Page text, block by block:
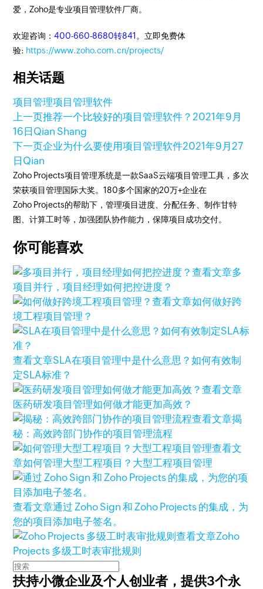
爱，Zoho是专业项目管理软件厂商。
欢迎咨询：400-660-8680转841 。立即免费体
验: https://www.zoho.com.cn/projects/
相关话题
项目管理项目管理软件
上一页推荐一个比较好的项目管理软件？2021年9月
16日 Qian Shang
下一页企业为什么要使用项目管理软件2021年9月27
日 Qian
Zoho Projects项目管理系统是一款SaaS云端项目管理工具，多次
荣获项目管理国际大奖。180多个国家的20万+企业在
Zoho Projects的帮助下，管理项目进度、分配任务、制作甘特
图、计算工时等，加强团队协作能力，保障项目成功交付。
你可能喜欢
查看文章多
项目并行，项目经理如何把控进度？
查看文章如何做好跨
境工程项目管理？
查看文章SLA在项目管理中是什么意思？如何有效制
定SLA标准？
查看文章
医药研发项目管理如何做才能更加高效？
查看文章揭
秘：高效跨部门协作的项目管理流程
查看文
章如何管理大型工程项目？大型工程项目管理
查看文章通过 Zoho Sign 和 Zoho Projects 的集成，为
您的项目添加电子签名。
查看文章Zoho
Projects 多级工时表审批规则
扶持小微企业及个人创业者，提供3个永